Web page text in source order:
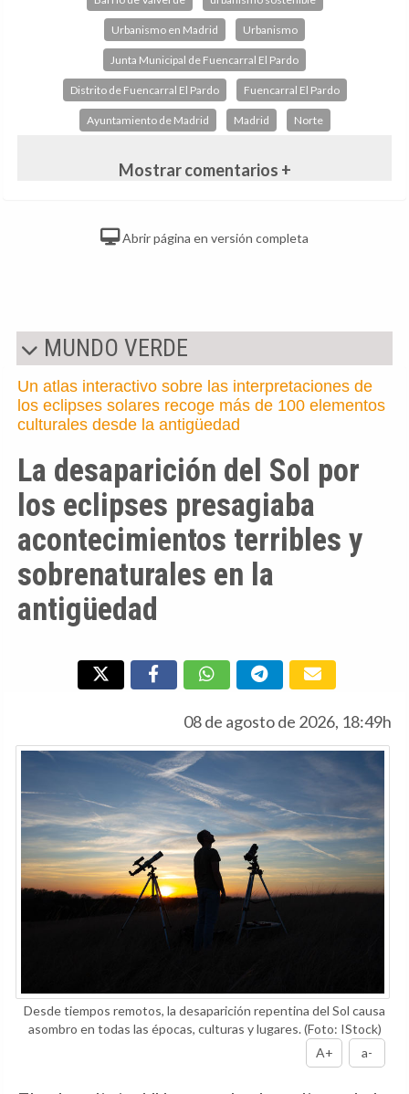
Urbanismo en Madrid Urbanismo
Junta Municipal de Fuencarral El Pardo
Distrito de Fuencarral El Pardo Fuencarral El Pardo
Ayuntamiento de Madrid Madrid Norte
Mostrar comentarios +
Abrir página en versión completa
MUNDO VERDE
Un atlas interactivo sobre las interpretaciones de
los eclipses solares recoge más de 100 elementos
culturales desde la antigüedad
La desaparición del Sol por
los eclipses presagiaba
acontecimientos terribles y
sobrenaturales en la
antigüedad
08 de agosto de 2026, 18:49h
Desde tiempos remotos, la desaparición repentina del Sol causa
asombro en todas las épocas, culturas y lugares.(Foto: IStock)
A+
a-